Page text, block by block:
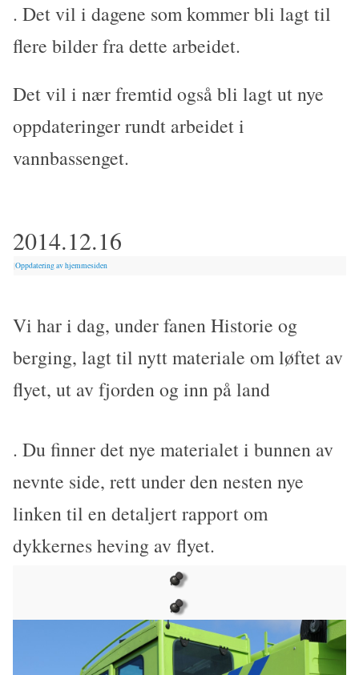
. Det vil i dagene som kommer bli lagt til
flere bilder fra dette arbeidet.
Det vil i nær fremtid også bli lagt ut nye
oppdateringer rundt arbeidet i
vannbassenget.
2014.12.16
|Oppdatering av hjemmesiden
Vi har i dag, under fanen Historie og
berging, lagt til nytt materiale om løftet av
flyet, ut av fjorden og inn på land
. Du finner det nye materialet i bunnen av
nevnte side, rett under den nesten nye
linken til en detaljert rapport om
dykkernes heving av flyet.